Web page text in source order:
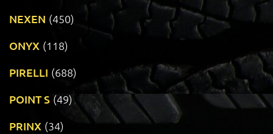
NEXEN (450)
ONYX (118)
PIRELLI (688)
POINT S (49)
PRINX (34)